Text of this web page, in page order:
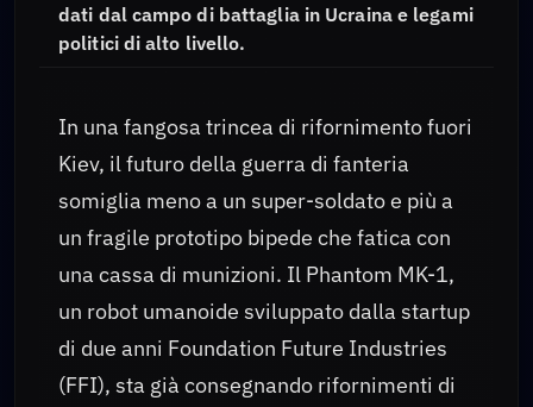
dati dal campo di battaglia in Ucraina e legami
politici di alto livello.
In una fangosa trincea di rifornimento fuori
Kiev, il futuro della guerra di fanteria
somiglia meno a un super-soldato e più a
un fragile prototipo bipede che fatica con
una cassa di munizioni. Il Phantom MK-1,
un robot umanoide sviluppato dalla startup
di due anni Foundation Future Industries
(FFI), sta già consegnando rifornimenti di